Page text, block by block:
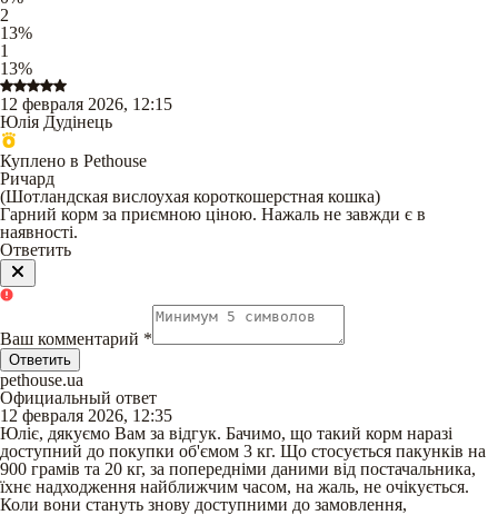
2
13%
1
13%
12 февраля 2026, 12:15
Юлія Дудінець
Куплено в Pethouse
Ричард
(Шотландская вислоухая короткошерстная кошка)
Гарний корм за приємною ціною. Нажаль не завжди є в
наявності.
Ответить
Ваш комментарий *
Ответить
pethouse.ua
Официальный ответ
12 февраля 2026, 12:35
Юліє, дякуємо Вам за відгук. Бачимо, що такий корм наразі
доступний до покупки об'ємом 3 кг. Що стосується пакунків на
900 грамів та 20 кг, за попередніми даними від постачальника,
їхнє надходження найближчим часом, на жаль, не очікується.
Коли вони стануть знову доступними до замовлення,